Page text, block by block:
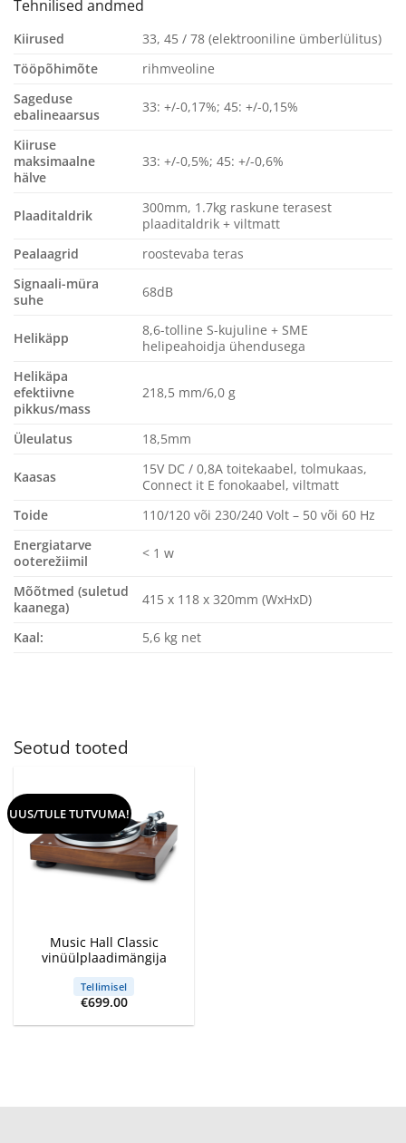
Tehnilised andmed
Kiirused
33, 45 / 78 (elektrooniline ümberlülitus)
Tööpõhimõte
rihmveoline
Sageduse
ebalineaarsus
33: +/-0,17%; 45: +/-0,15%
Kiiruse
maksimaalne
hälve
33: +/-0,5%; 45: +/-0,6%
Plaaditaldrik
300mm, 1.7kg raskune terasest
plaaditaldrik + viltmatt
Pealaagrid
roostevaba teras
Signaali-müra
suhe
68dB
Helikäpp
8,6-tolline S-kujuline + SME
helipeahoidja ühendusega
Helikäpa
efektiivne
pikkus/mass
218,5 mm/6,0 g
Üleulatus 18,5mm
Kaasas
15V DC / 0,8A toitekaabel, tolmukaas,
Connect it E fonokaabel, viltmatt
Toide
110/120 või 230/240 Volt – 50 või 60 Hz
Energiatarve
ooterežiimil
< 1 w
Mõõtmed (suletud
kaanega)
415 x 118 x 320mm (WxHxD)
Kaal: 5,6 kg net
Seotud tooted
UUS/TULE TUTVUMA!
Music Hall Classic
vinüülplaadimängija
Tellimisel
€699.00